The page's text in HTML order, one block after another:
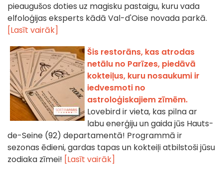
pieaugušos doties uz magisku pastaigu, kuru vada
elfoloģijas eksperts kādā Val-d'Oise novada parkā.
[Lasīt vairāk]
Šis restorāns, kas atrodas
netālu no Parīzes, piedāvā
kokteiļus, kuru nosaukumi ir
iedvesmoti no
astroloģiskajiem zīmēm.
Lovebird ir vieta, kas pilna ar
labu enerģiju un gaida jūs Hauts-
de-Seine (92) departamentā! Programmā ir
sezonas ēdieni, gardas tapas un kokteiļi atbilstoši jūsu
zodiaka zīmei! [Lasīt vairāk]